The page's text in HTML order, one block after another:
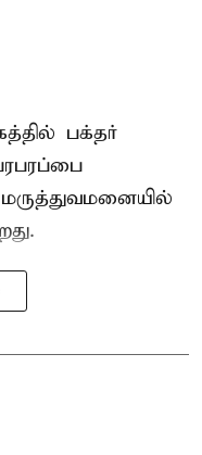
பக்தர்
மருத்துவமனையில்